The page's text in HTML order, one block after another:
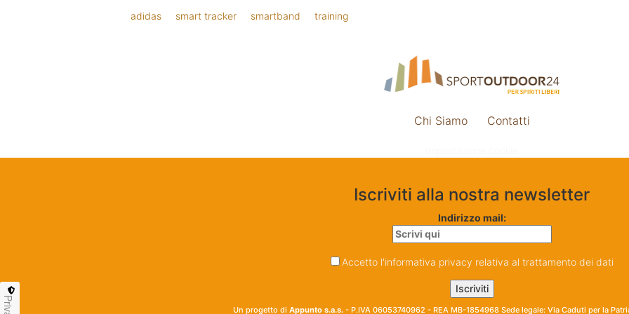
adidas smart tracker smartband training
Chi Siamo Contatti
Iscriviti alla nostra newsletter
Indirizzo mail:
Accetto l'informativa privacy relativa al trattamento dei dati
Un progetto di Appunto s.a.s. - P.IVA 06053740962 - REA MB-1854968 Sede legale: Via Caduti per la